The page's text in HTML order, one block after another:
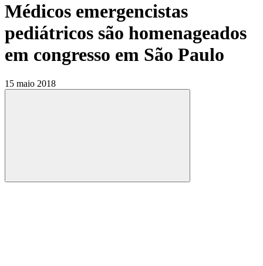
Médicos emergencistas
pediátricos são homenageados
em congresso em São Paulo
15 maio 2018
Compartilhar